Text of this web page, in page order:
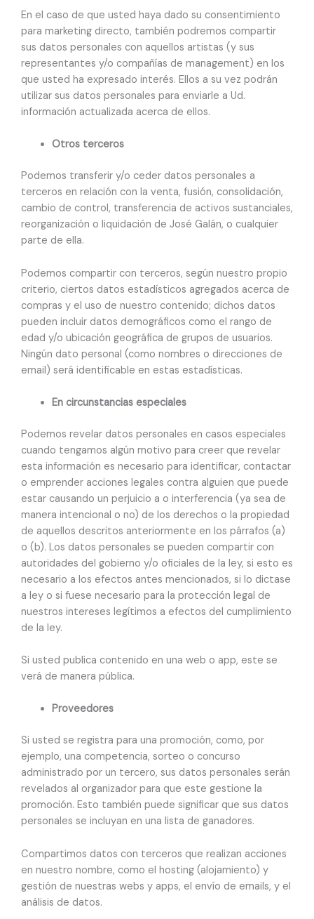
En el caso de que usted haya dado su consentimiento
para marketing directo, también podremos compartir
sus datos personales con aquellos artistas (y sus
representantes y/o compañías de management) en los
que usted ha expresado interés. Ellos a su vez podrán
utilizar sus datos personales para enviarle a Ud.
información actualizada acerca de ellos.
Otros terceros
Podemos transferir y/o ceder datos personales a
terceros en relación con la venta, fusión, consolidación,
cambio de control, transferencia de activos sustanciales,
reorganización o liquidación de José Galán, o cualquier
parte de ella.
Podemos compartir con terceros, según nuestro propio
criterio, ciertos datos estadísticos agregados acerca de
compras y el uso de nuestro contenido; dichos datos
pueden incluir datos demográficos como el rango de
edad y/o ubicación geográfica de grupos de usuarios.
Ningún dato personal (como nombres o direcciones de
email) será identificable en estas estadísticas.
En circunstancias especiales
Podemos revelar datos personales en casos especiales
cuando tengamos algún motivo para creer que revelar
esta información es necesario para identificar, contactar
o emprender acciones legales contra alguien que puede
estar causando un perjuicio a o interferencia (ya sea de
manera intencional o no) de los derechos o la propiedad
de aquellos descritos anteriormente en los párrafos (a)
o (b). Los datos personales se pueden compartir con
autoridades del gobierno y/o oficiales de la ley, si esto es
necesario a los efectos antes mencionados, si lo dictase
a ley o si fuese necesario para la protección legal de
nuestros intereses legítimos a efectos del cumplimiento
de la ley.
Si usted publica contenido en una web o app, este se
verá de manera pública.
Proveedores
Si usted se registra para una promoción, como, por
ejemplo, una competencia, sorteo o concurso
administrado por un tercero, sus datos personales serán
revelados al organizador para que este gestione la
promoción. Esto también puede significar que sus datos
personales se incluyan en una lista de ganadores.
Compartimos datos con terceros que realizan acciones
en nuestro nombre, como el hosting (alojamiento) y
gestión de nuestras webs y apps, el envío de emails, y el
análisis de datos.